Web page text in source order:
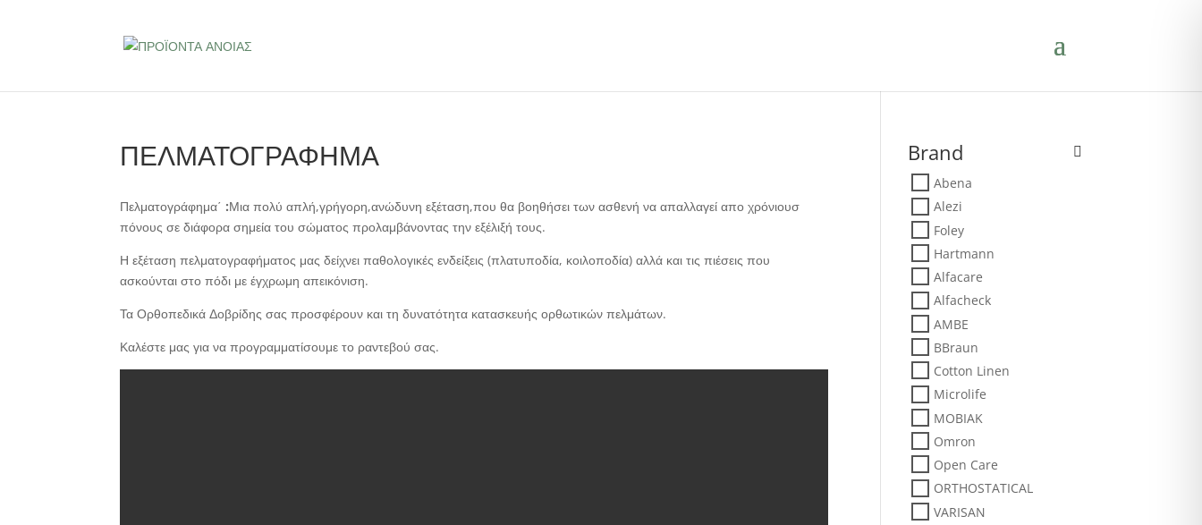
ΠΕΛΜΑΤΟΓΡΑΦΗΜΑ
Πελματογράφημα΄ :Μια πολύ απλή,γρήγορη,ανώδυνη εξέταση,που θα βοηθήσει των ασθενή να απαλλαγεί απο χρόνιουσ
πόνους σε διάφορα σημεία του σώματος προλαμβάνοντας την εξέλιξή τους.
Η εξέταση πελματογραφήματος μας δείχνει παθολογικές ενδείξεις (πλατυποδία, κοιλοποδία) αλλά και τις πιέσεις που
ασκούνται στο πόδι με έγχρωμη απεικόνιση.
Τα Ορθοπεδικά Δοβρίδης σας προσφέρουν και τη δυνατότητα κατασκευής ορθωτικών πελμάτων.
Καλέστε μας για να προγραμματίσουμε το ραντεβού σας.
Brand
Abena
Alezi
Foley
Hartmann
Alfacare
Alfacheck
AMBE
BBraun
Cotton Linen
Microlife
MOBIAK
Omron
Open Care
ORTHOSTATICAL
VARISAN